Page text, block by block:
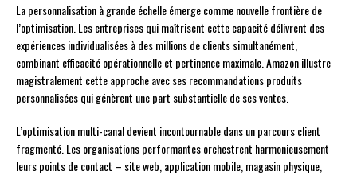
La personnalisation à grande échelle émerge comme nouvelle frontière de
l’optimisation. Les entreprises qui maîtrisent cette capacité délivrent des
expériences individualisées à des millions de clients simultanément,
combinant efficacité opérationnelle et pertinence maximale. Amazon illustre
magistralement cette approche avec ses recommandations produits
personnalisées qui génèrent une part substantielle de ses ventes.
L’optimisation multi-canal devient incontournable dans un parcours client
fragmenté. Les organisations performantes orchestrent harmonieusement
leurs points de contact – site web, application mobile, magasin physique,